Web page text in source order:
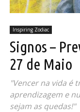
Inspiring Zodiac
Signos –
27 de Maio
"Vencer na vida é
aprendizagem e
sejam as quedas!"